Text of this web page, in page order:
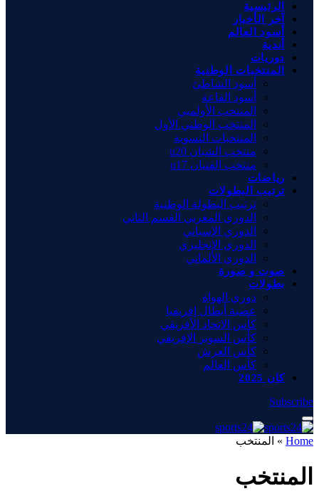
الرئيسية
آخر الأخبار
أسود العالم
أندية
دوريات
المنتخبات الوطنية
أسود الشاطئ
أسود القاعة
المنتخب الأولمبي
المنتخب الوطني الأول
المنتخبات النسوية
منتخب الشبان u20
منتخب الفتيان u17
رياضات
ترتيب البطولات
ترتيب البطولة الوطنية
الدوري المغربي القسم الثاني
الدوري الإسباني
الدوري الإنجليزي
الدوري الألماني
صوت و صورة
بطولات
دوري الهواة
عصبة أبطال إفريقيا
كأس الاتحاد الأفريقي
كأس السوبر الإفريقي
كأس العرش
كأس العالم
كان 2025
Subscribe
Home
» المنتخب
المنتخب